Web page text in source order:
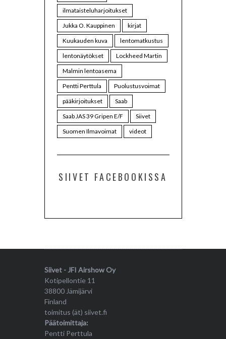
ilmataisteluharjoitukset
Jukka O. Kauppinen
kirjat
Kuukauden kuva
lentomatkustus
lentonäytökset
Lockheed Martin
Malmin lentoasema
Pentti Perttula
Puolustusvoimat
pääkirjoitukset
Saab
Saab JAS 39 Gripen E/F
Siivet
Suomen Ilmavoimat
videot
SIIVET FACEBOOKISSA
Siivet - JFI Airshow Oy
Kotipellontie 11
38800 Jämijärvi
Finland
toimitus (ät) siivet.fi
Päätoimittaja:
Pentti Perttula